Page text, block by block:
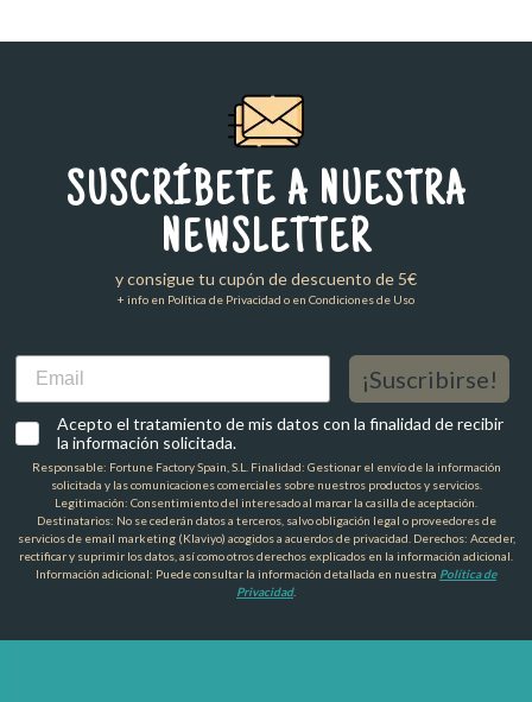
SUSCRÍBETE A NUESTRA
NEWSLETTER
y consigue tu cupón de descuento de 5€
+ info en Política de Privacidad o en Condiciones de Uso
Email
¡Suscribirse!
Acepto el tratamiento de mis datos con la finalidad de recibir
la información solicitada.
Responsable: Fortune Factory Spain, S.L. Finalidad: Gestionar el envío de la información
solicitada y las comunicaciones comerciales sobre nuestros productos y servicios.
Legitimación: Consentimiento del interesado al marcar la casilla de aceptación.
Destinatarios: No se cederán datos a terceros, salvo obligación legal o proveedores de
servicios de email marketing (Klaviyo) acogidos a acuerdos de privacidad. Derechos: Acceder,
rectificar y suprimir los datos, así como otros derechos explicados en la información adicional.
Información adicional: Puede consultar la información detallada en nuestra Política de
Privacidad.